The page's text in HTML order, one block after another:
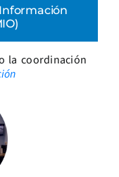
la coordinación